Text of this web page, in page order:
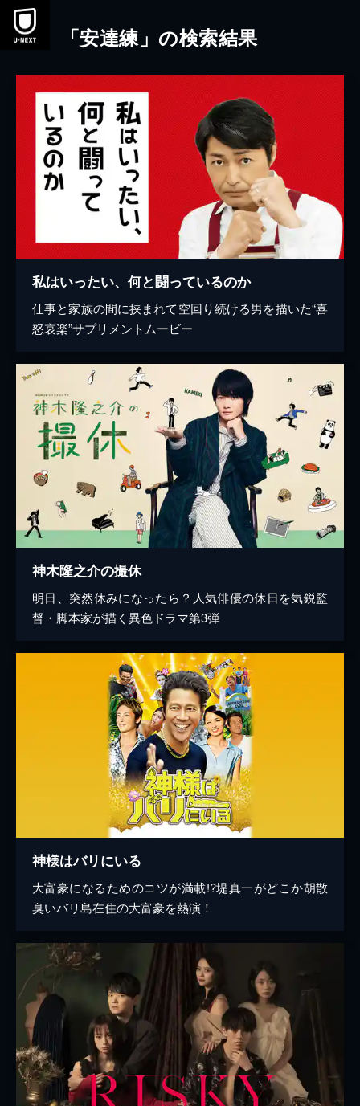
本文へスキップ
「安達練」の検索結果
私はいったい、何と闘っているのか
仕事と家族の間に挟まれて空回り続ける男を描いた“喜
怒哀楽”サプリメントムービー
神木隆之介の撮休
明日、突然休みになったら？人気俳優の休日を気鋭監
督・脚本家が描く異色ドラマ第3弾
神様はバリにいる
大富豪になるためのコツが満載!?堤真一がどこか胡散
臭いバリ島在住の大富豪を熱演！